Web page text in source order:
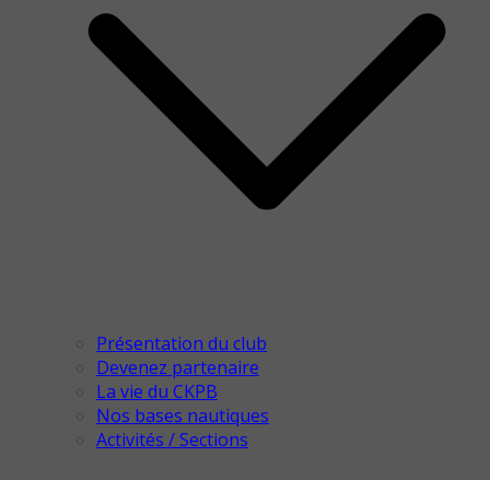
Présentation du club
Devenez partenaire
La vie du CKPB
Nos bases nautiques
Activités / Sections